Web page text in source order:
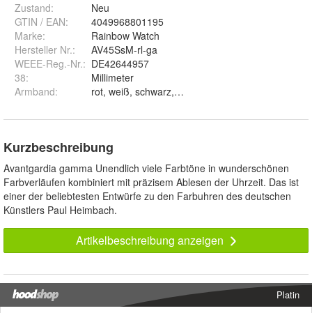
Zustand:
Neu
GTIN / EAN:
4049968801195
Marke:
Rainbow Watch
Hersteller Nr.:
AV45SsM-rl-ga
WEEE-Reg.-Nr.: DE42644957
38:
Millimeter
Armband:
Kurzbeschreibung
Avantgardia gamma Unendlich viele Farbtöne in wunderschönen
Farbverläufen kombiniert mit präzisem Ablesen der Uhrzeit. Das ist
einer der beliebtesten Entwürfe zu den Farbuhren des deutschen
Künstlers Paul Heimbach.
Artikelbeschreibung anzeigen
Platin